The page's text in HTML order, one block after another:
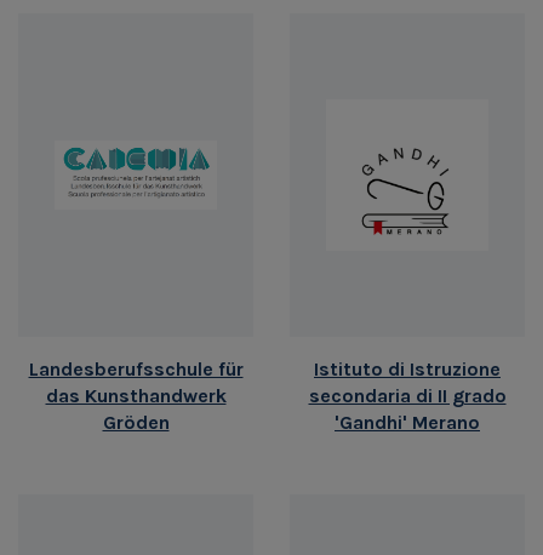
Landesberufsschule für
das Kunsthandwerk
Gröden
Istituto di Istruzione
secondaria di II grado
'Gandhi' Merano